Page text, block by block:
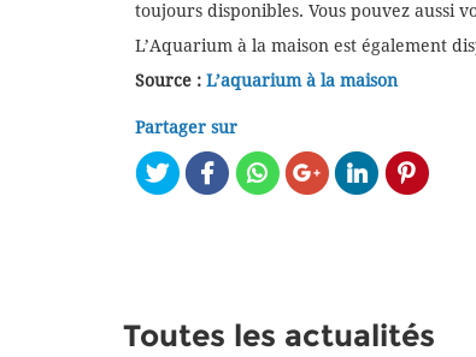
toujours disponibles. Vous pouvez aussi
L’Aquarium à la maison est également
Source : L’aquarium à la maison
Partager sur
Toutes les actualités